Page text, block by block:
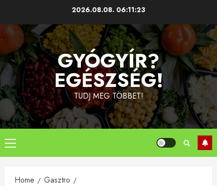
content
2026.08.08. 06:11:24
GYÓGYÍR?
EGÉSZSÉG!
TUDJ MEG TÖBBET!
Primary
Menu
Home
Gasztro